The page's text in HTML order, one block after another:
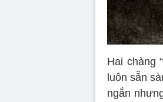
Hai chàng
luôn sẵn
ngắn